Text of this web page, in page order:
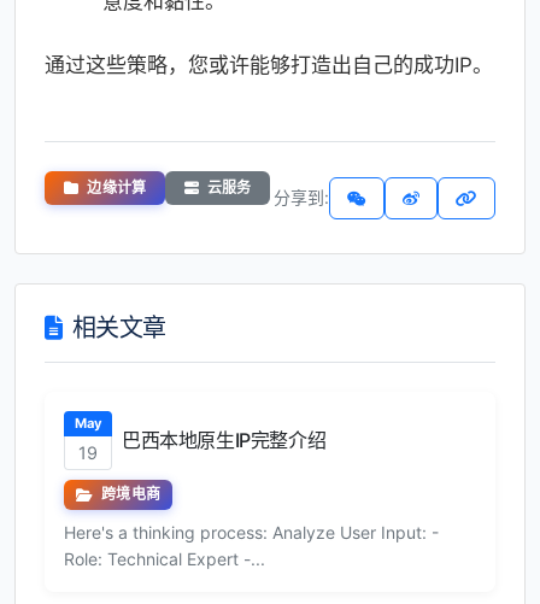
通过这些策略，您或许能够打造出自己的成功IP。
边缘计算 云服务 分享到:
相关文章
May
19
巴西本地原生IP完整介绍
跨境电商
Here's a thinking process: Analyze User Input: -
Role: Technical Expert -...